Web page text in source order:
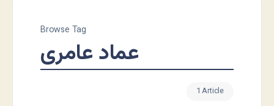
Browse Tag
عماد عامری
1 Article